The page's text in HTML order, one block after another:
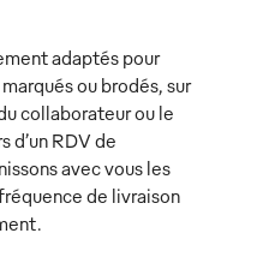
adaptés pour
ou brodés, sur
collaborateur ou le
d’un RDV de
avec vous les
de livraison